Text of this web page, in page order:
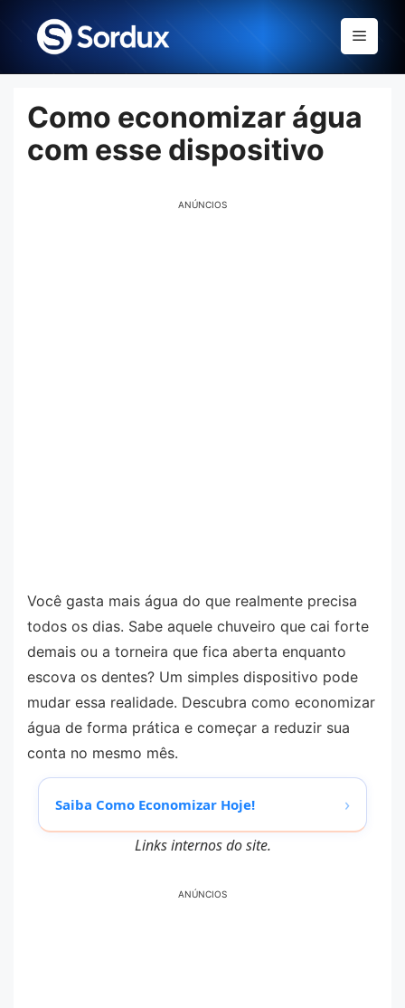
content
Menu
Como economizar água
com esse dispositivo
ANÚNCIOS
Você gasta mais água do que realmente precisa
todos os dias. Sabe aquele chuveiro que cai forte
demais ou a torneira que fica aberta enquanto
escova os dentes? Um simples dispositivo pode
mudar essa realidade. Descubra como economizar
água de forma prática e começar a reduzir sua
conta no mesmo mês.
Saiba Como Economizar Hoje! ›
Links internos do site.
ANÚNCIOS